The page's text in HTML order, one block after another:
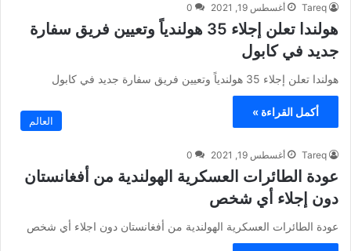
Tareq أغسطس 19, 2021 0
هولندا تعلن إجلاء 35 هولندياً وتعيين فريق سفارة
جديد في كابول
هولندا تعلن إجلاء 35 هولندياً وتعيين فريق سفارة جديد في كابول
أكمل القراءة »
العالم
Tareq أغسطس 19, 2021 0
عودة الطائرات العسكرية الهولندية من أفغانستان
دون إجلاء أي شخص
عودة الطائرات العسكرية الهولندية من أفغانستان دون اجلاء أي شخص